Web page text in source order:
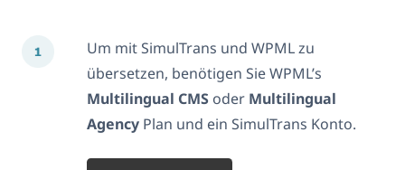
Um mit SimulTrans und WPML zu
übersetzen, benötigen Sie WPML’s
Multilingual CMS oder Multilingual
Agency Plan und ein SimulTrans Konto.